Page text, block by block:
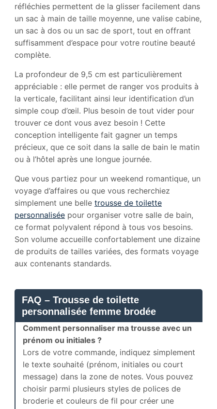
réfléchies permettent de la glisser facilement dans
un sac à main de taille moyenne, une valise cabine,
un sac à dos ou un sac de sport, tout en offrant
suffisamment d’espace pour votre routine beauté
complète.
La profondeur de 9,5 cm est particulièrement
appréciable : elle permet de ranger vos produits à
la verticale, facilitant ainsi leur identification d’un
simple coup d’œil. Plus besoin de tout vider pour
trouver ce dont vous avez besoin ! Cette
conception intelligente fait gagner un temps
précieux, que ce soit dans la salle de bain le matin
ou à l’hôtel après une longue journée.
Que vous partiez pour un weekend romantique, un
voyage d’affaires ou que vous recherchiez
simplement une belle trousse de toilette
personnalisée pour organiser votre salle de bain,
ce format polyvalent répond à tous vos besoins.
Son volume accueille confortablement une dizaine
de produits de tailles variées, des formats voyage
aux contenants standards.
FAQ – Trousse de toilette
personnalisée femme brodée
Comment personnaliser ma trousse avec un
prénom ou initiales ?
Lors de votre commande, indiquez simplement
le texte souhaité (prénom, initiales ou court
message) dans la zone de notes. Vous pouvez
choisir parmi plusieurs styles de polices de
broderie et couleurs de fil pour créer une